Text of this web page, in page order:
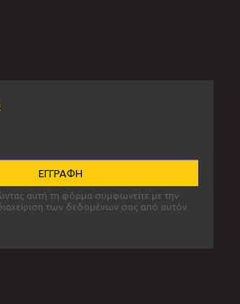
αυτή τη φόρμα συμφωνείτε με την
των δεδομένων σας από αυτόν